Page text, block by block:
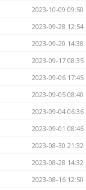
2023-10-09 09:50
2023-09-28 12:54
2023-09-20 14:38
2023-09-17 08:35
2023-09-06 17:45
2023-09-05 08:40
2023-09-04 06:36
2023-09-01 08:46
2023-08-30 21:32
2023-08-28 14:32
2023-08-16 12:50